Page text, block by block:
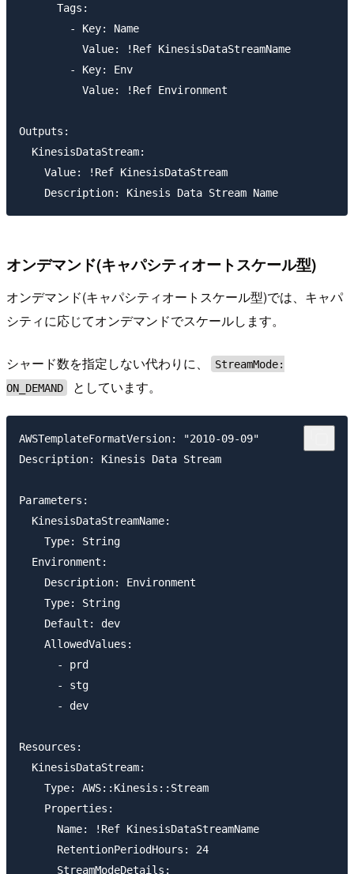
      Tags:
        - Key: Name
          Value: !Ref KinesisDataStreamName
        - Key: Env
          Value: !Ref Environment
Outputs:
  KinesisDataStream:
    Value: !Ref KinesisDataStream
オンデマンド(キャパシティオートスケール型)
オンデマンド(キャパシティオートスケール型)では、キャパ
シティに応じてオンデマンドでスケールします。
シャード数を指定しない代わりに、
StreamMode:
ON_DEMAND
としています。
AWSTemplateFormatVersion: "2010-09-09"
Description: Kinesis Data Stream
Parameters:
  KinesisDataStreamName:
    Type: String
  Environment:
    Description: Environment
    Type: String
    Default: dev
    AllowedValues:
      - prd
      - stg
      - dev
Resources:
  KinesisDataStream:
    Type: AWS::Kinesis::Stream
    Properties:
      Name: !Ref KinesisDataStreamName
      RetentionPeriodHours: 24
      StreamModeDetails: